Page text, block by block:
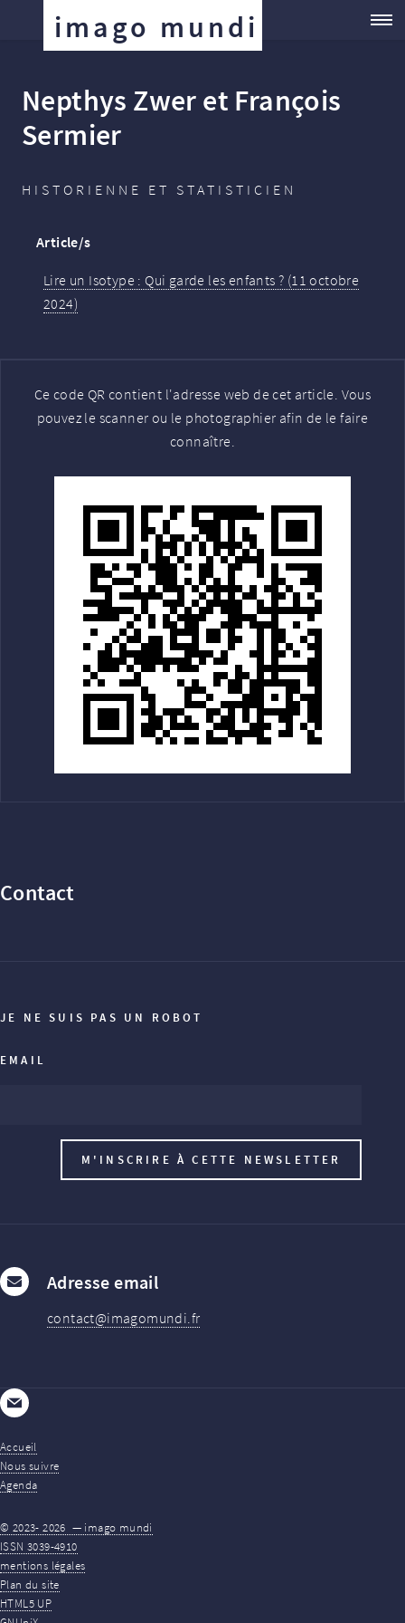
imago mundi
Nepthys Zwer et François
Sermier
HISTORIENNE ET STATISTICIEN
Article/s
Lire un Isotype : Qui garde les enfants ? (11 octobre
2024)
Ce code QR contient l'adresse web de cet article. Vous
pouvez le scanner ou le photographier afin de le faire
connaître.
Contact
JE NE SUIS PAS UN ROBOT
EMAIL
Adresse email
contact@imagomundi.fr
Accueil
Nous suivre
Agenda
© 2023-2026 — imago mundi
ISSN 3039-4910
mentions légales
Plan du site
HTML5 UP